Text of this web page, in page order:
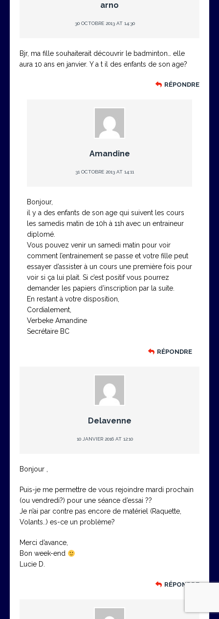
arno
30 OCTOBRE 2013 AT 14:30
Bjr, ma fille souhaiterait découvrir le badminton… elle
aura 10 ans en janvier. Y a t il des enfants de son age?
RÉPONDRE
Amandine
31 OCTOBRE 2013 AT 14:11
Bonjour,
il y a des enfants de son age qui suivent les cours
les samedis matin de 10h à 11h avec un entraineur
diplomé.
Vous pouvez venir un samedi matin pour voir
comment l’entrainement se passe et votre fille peut
essayer d’assister à un cours une première fois pour
voir si ça lui plait. Si c’est positif vous pourrez
demander les papiers d’inscription par la suite.
En restant à votre disposition,
Cordialement,
Verbeke Amandine
Secrétaire BC
RÉPONDRE
Delavenne
10 JANVIER 2016 AT 12:10
Bonjour ,
Puis-je me permettre de vous rejoindre mardi prochain
(ou vendredi?) pour une séance d’essai ??
Je n’ai par contre pas encore de matériel (Raquette,
Volants..) es-ce un problème?
Merci d’avance,
Bon week-end
Lucie D.
RÉPONDRE